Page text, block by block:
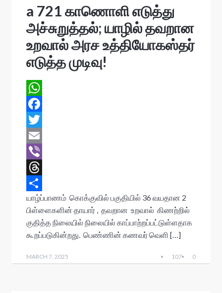
a 721 காணொளி எடுத்து
அச்சுறுத்தல்; யாழில் தவறான
உறவால் அரச உத்தியோகஸ்தர்
எடுத்த முடிவு!
W
h
a
t
s
A
p
p
F
a
c
e
b
o
o
k
T
w
t
e
r
E
m
a
i
l
V
b
e
r
T
h
r
e
d
S
h
a
e
யாழ்ப்பாணம் கொக்குவில் பகுதியில் 36 வயதான 2
பிள்ளைகளின் தாயார் , தவறான உறவால் கிணற்றில்
குதித்த நிலையில் நிலையில் காப்பாற்றப்பட்டுள்ளதாக
கூறப்படுகின்றது. பெண்ணின் கணவர் வெளி […]
MARCH 7, 2025 107 0